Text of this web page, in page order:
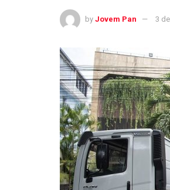
by Jovem Pan 3